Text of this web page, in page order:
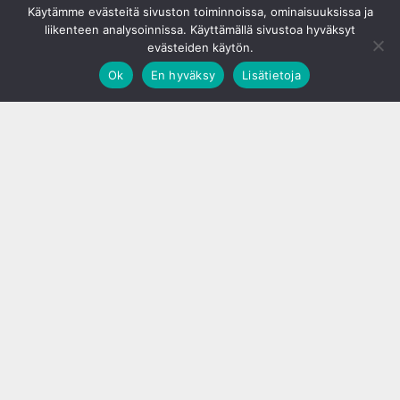
Käytämme evästeitä sivuston toiminnoissa, ominaisuuksissa ja
liikenteen analysoinnissa. Käyttämällä sivustoa hyväksyt
evästeiden käytön.
Ok
En hyväksy Lisätietoja